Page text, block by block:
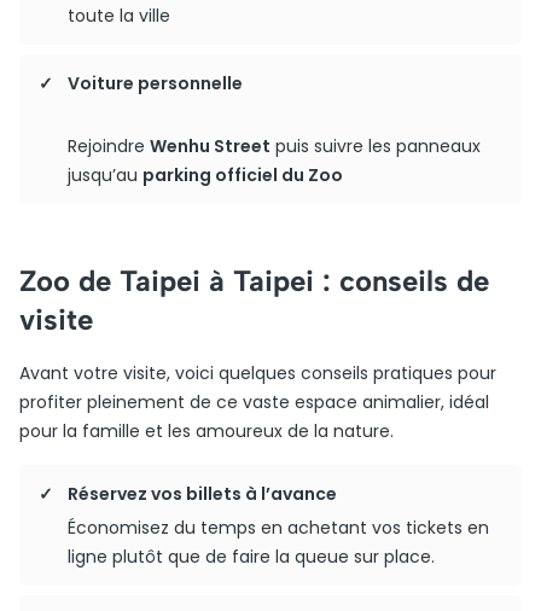
toute la ville
Voiture personnelle
Rejoindre Wenhu Street puis suivre les panneaux
jusqu’au parking officiel du Zoo
Zoo de Taipei à Taipei : conseils de
visite
Avant votre visite, voici quelques conseils pratiques pour
profiter pleinement de ce vaste espace animalier, idéal
pour la famille et les amoureux de la nature.
Réservez vos billets à l’avance
Économisez du temps en achetant vos tickets en
ligne plutôt que de faire la queue sur place.